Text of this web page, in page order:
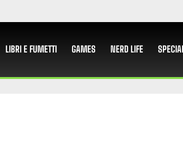
LIBRI E FUMETTI GAMES NERD LIFE